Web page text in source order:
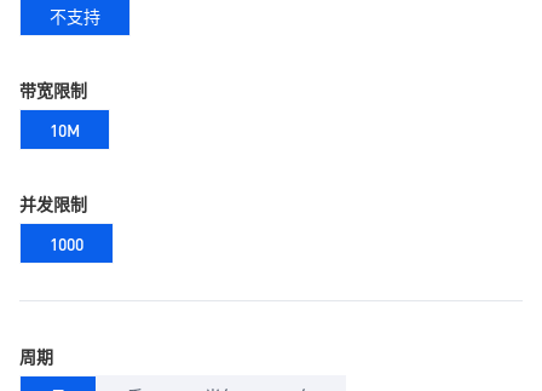
不支持
带宽限制
10M
并发限制
1000
周期